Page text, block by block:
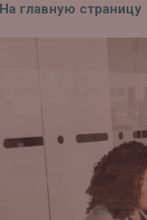
На главную страницу